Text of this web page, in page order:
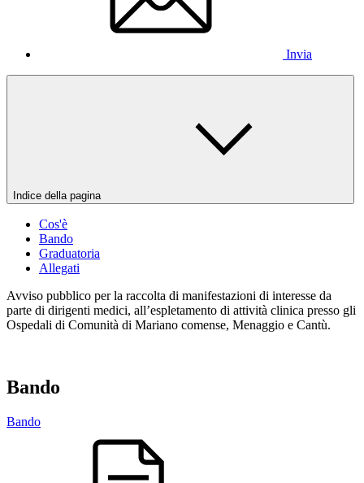
Invia
Indice della pagina
Cos'è
Bando
Graduatoria
Allegati
Avviso pubblico per la raccolta di manifestazioni di interesse da
parte di dirigenti medici, all’espletamento di attività clinica presso gli
Ospedali di Comunità di Mariano comense, Menaggio e Cantù.
Bando
Bando